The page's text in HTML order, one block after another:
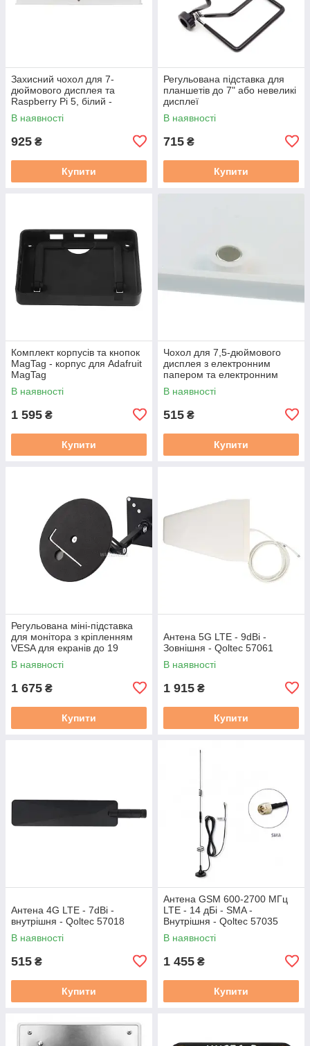
Захисний чохол для 7-
дюймового дисплея та
Raspberry Pi 5, білий -
Waveshare 32316
В наявності
925 ₴
Купити
Регульована підставка для
планшетів до 7" або невеликі
дисплеї
В наявності
715 ₴
Купити
Комплект корпусів та кнопок
MagTag - корпус для Adafruit
MagTag
В наявності
1 595 ₴
Купити
Чохол для 7,5-дюймового
дисплея з електронним
папером та електронним
чорнилом - Waveshare 16089
В наявності
515 ₴
Купити
Регульована міні-підставка
для монітора з кріпленням
VESA для екранів до 19
дюймів - Waveshare 32275
В наявності
1 675 ₴
Купити
Антена 5G LTE - 9dBi -
Зовнішня - Qoltec 57061
В наявності
1 915 ₴
Купити
Антена 4G LTE - 7dBi -
внутрішня - Qoltec 57018
В наявності
515 ₴
Купити
Антена GSM 600-2700 МГц
LTE - 14 дБі - SMA -
Внутрішня - Qoltec 57035
В наявності
1 455 ₴
Купити